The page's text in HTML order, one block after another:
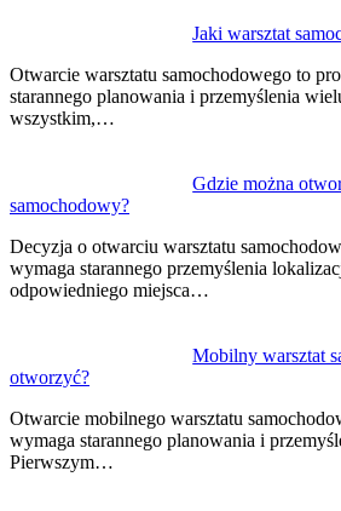
Jaki warsztat
Otwarcie warsztatu samochodowego to
starannego planowania i przemyślenia
wszystkim,…
Gdzie można
samochodowy?
Decyzja o otwarciu warsztatu
wymaga starannego przemyślenia
odpowiedniego miejsca…
Mobilny warsztat
otworzyć?
Otwarcie mobilnego warsztatu
wymaga starannego planowania i
Pierwszym…